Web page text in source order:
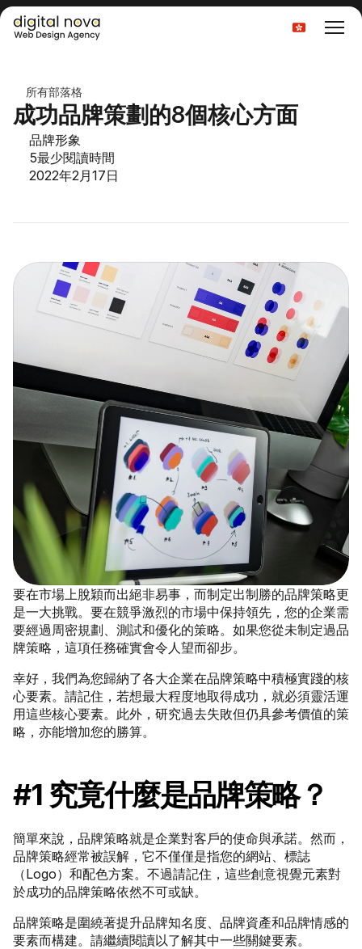
所有部落格
成功品牌策劃的8個核心方面
品牌形象
5最少閱讀時間
2022年2月17日
要在市場上脫穎而出絕非易事，而制定出制勝的品牌策略更
是一大挑戰。要在競爭激烈的市場中保持領先，您的企業需
要經過周密規劃、測試和優化的策略。如果您從未制定過品
牌策略，這項任務確實會令人望而卻步。
幸好，我們為您歸納了各大企業在品牌策略中積極實踐的核
心要素。請記住，若想最大程度地取得成功，就必須靈活運
用這些核心要素。此外，研究過去失敗但仍具參考價值的策
略，亦能增加您的勝算。
#1 究竟什麼是品牌策略？
簡單來說，品牌策略就是企業對客戶的使命與承諾。然而，
品牌策略經常被誤解，它不僅僅是指您的網站、標誌
（Logo）和配色方案。不過請記住，這些創意視覺元素對
於成功的品牌策略依然不可或缺。
品牌策略是圍繞著提升品牌知名度、品牌資產和品牌情感的
要素而構建。請繼續閱讀以了解其中一些關鍵要素。
Select Language